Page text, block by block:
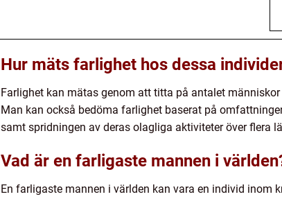
Hur mäts farlighet hos dessa
Farlighet kan mätas genom att titta på antalet
Man kan också bedöma farlighet baserat på
samt spridningen av deras olagliga aktiviteter över flera
Vad är en farligaste mannen i
En farligaste mannen i världen kan vara en individ inom